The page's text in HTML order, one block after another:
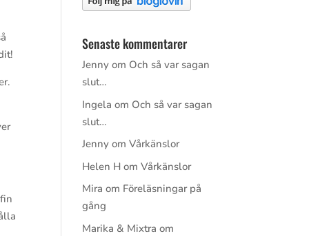
Senaste kommentarer
Jenny om Och så var sagan
slut…
Ingela om Och så var sagan
slut…
Jenny omVårkänslor
Helen H omVårkänslor
Mira om Föreläsningar på
gång
Marika & Mixtra om